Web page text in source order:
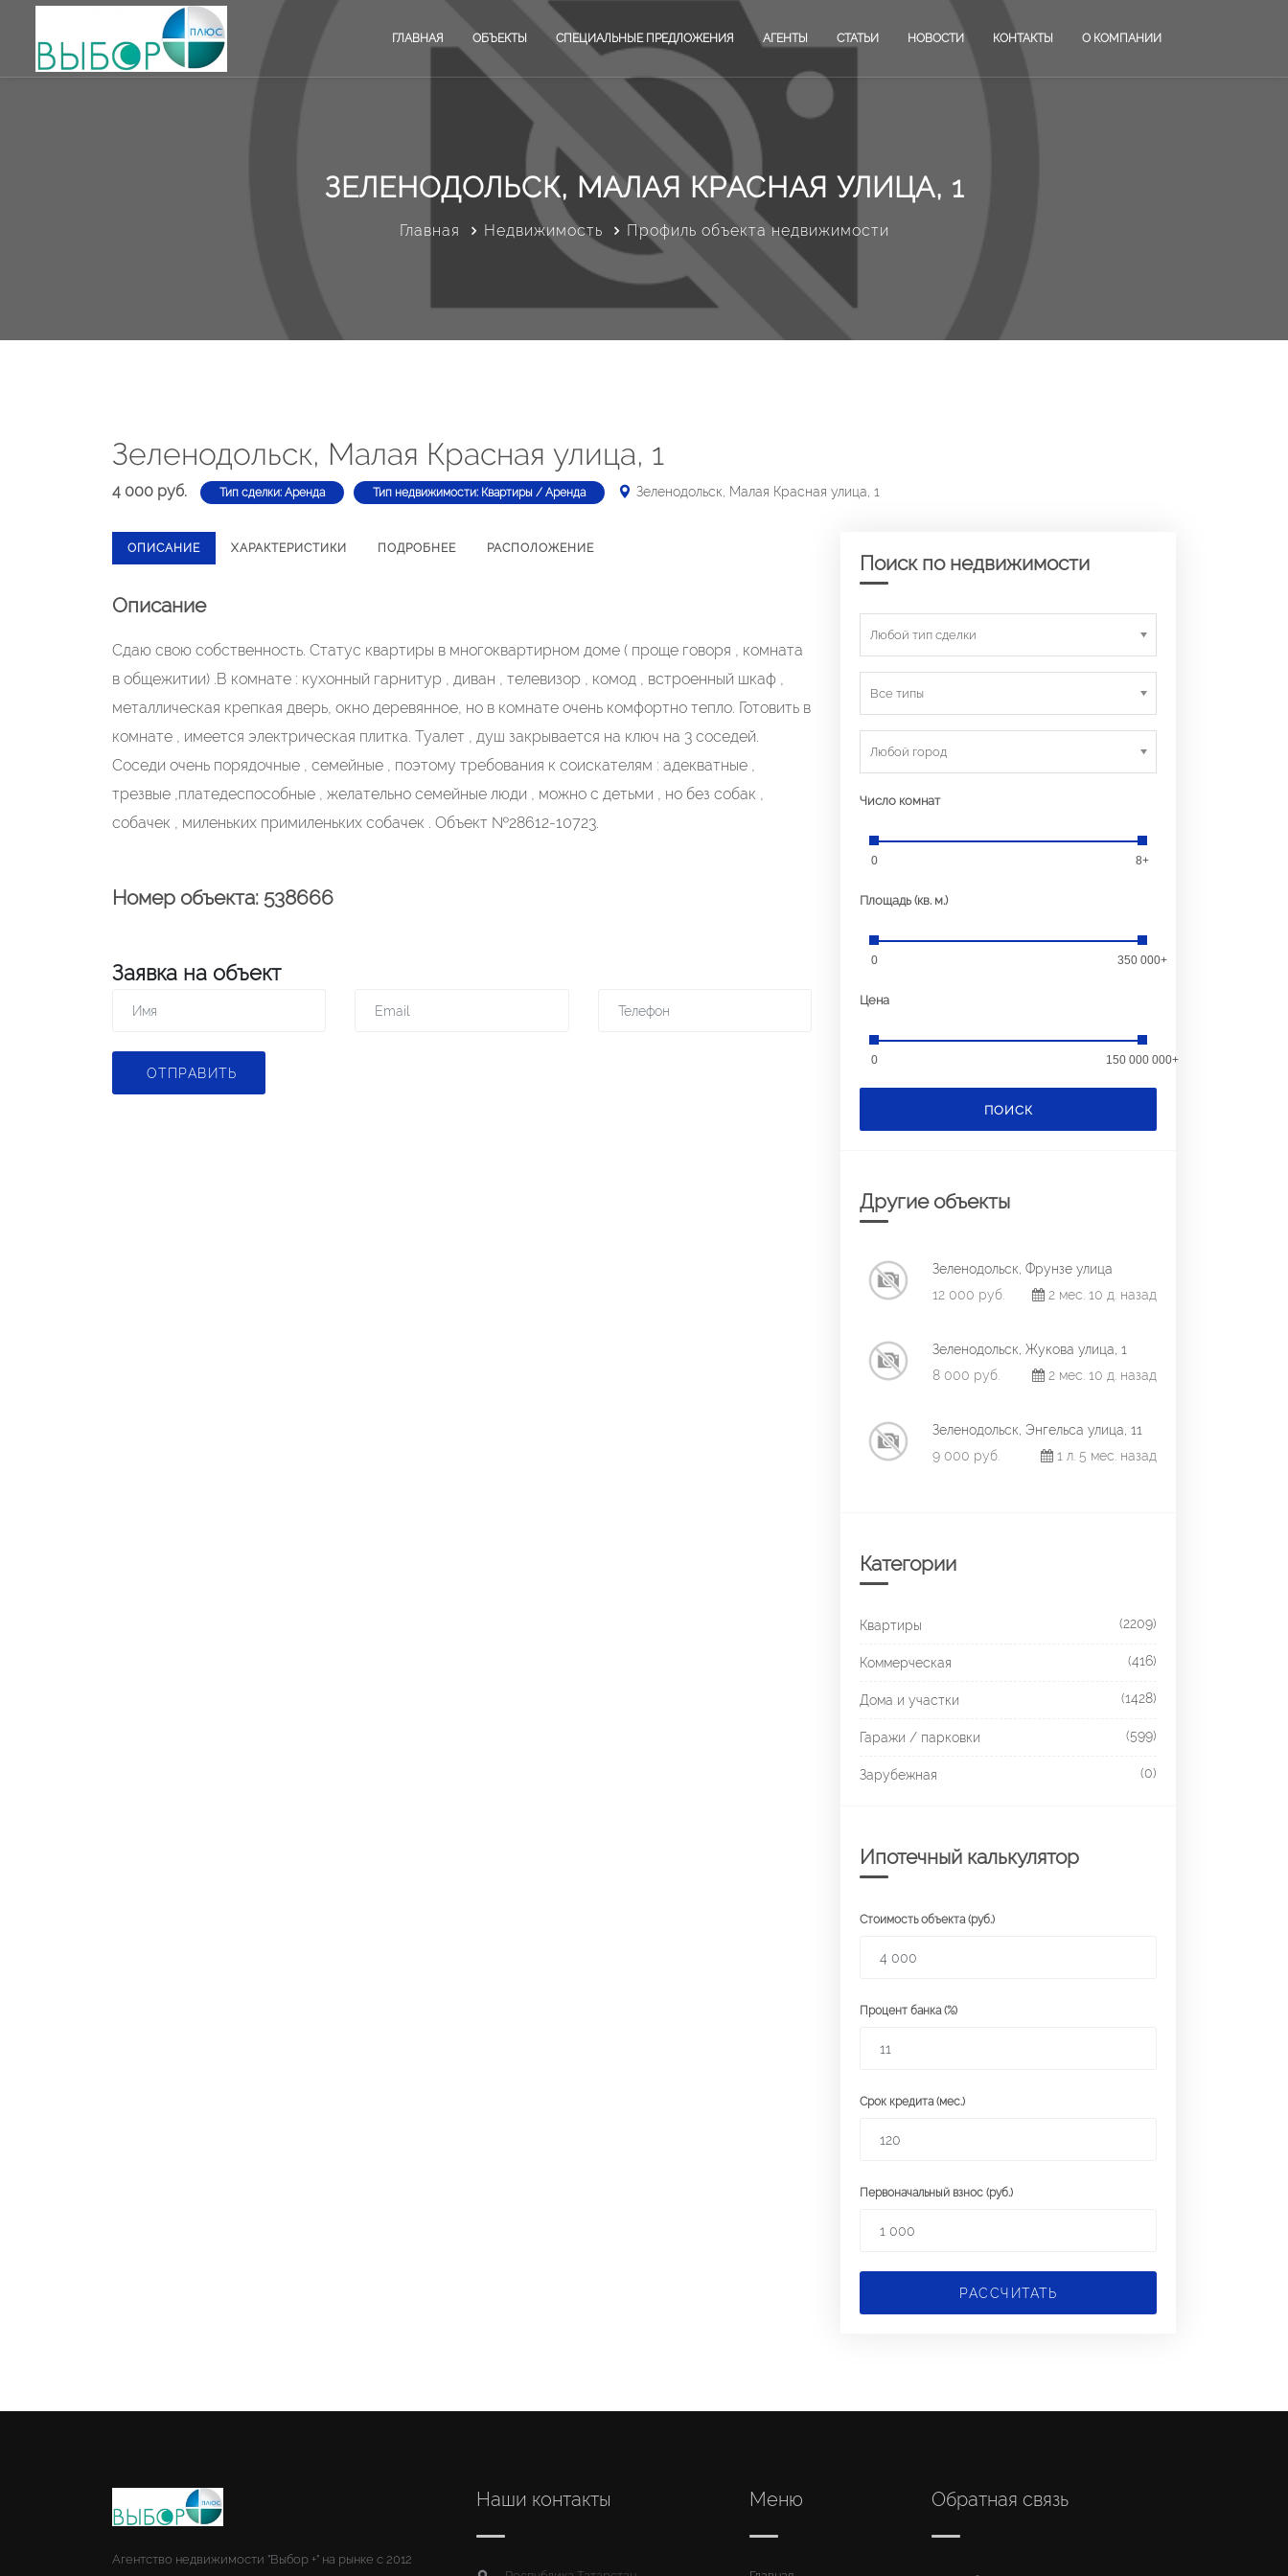
ГЛАВНАЯ ОБЪЕКТЫ СПЕЦИАЛЬНЫЕ ПРЕДЛОЖЕНИЯ АГЕНТЫ СТАТЬИ НОВОСТИ КОНТАКТЫ О КОМПАНИИ
ЗЕЛЕНОДОЛЬСК, МАЛАЯ КРАСНАЯ УЛИЦА, 1
Главная Недвижимость Профиль объекта недвижимости
Зеленодольск, Малая Красная улица, 1
4 000 руб. Тип сделки: Аренда Тип недвижимости: Квартиры / Аренда Зеленодольск, Малая Красная улица, 1
ОПИСАНИЕ ХАРАКТЕРИСТИКИ ПОДРОБНЕЕ РАСПОЛОЖЕНИЕ
Описание
Сдаю свою собственность. Статус квартиры в многоквартирном доме ( проще говоря , комната
в общежитии) .В комнате : кухонный гарнитур , диван , телевизор , комод , встроенный шкаф ,
металлическая крепкая дверь, окно деревянное, но в комнате очень комфортно тепло. Готовить в
комнате , имеется электрическая плитка. Туалет , душ закрывается на ключ на 3 соседей.
Соседи очень порядочные , семейные , поэтому требования к соискателям : адекватные ,
трезвые ,платедеспособные , желательно семейные люди , можно с детьми , но без собак ,
собачек , миленьких примиленьких собачек . Объект №28612-10723.
Номер объекта: 538666
Заявка на объект
ОТПРАВИТЬ
Поиск по недвижимости
Любой тип сделки
Все типы
Любой город
Число комнат
0 8+
Площадь (кв. м.)
0 350 000+
Цена
0 150 000 000+
ПОИСК
Другие объекты
Зеленодольск, Фрунзе улица
12 000 руб.
2 мес. 10 д. назад
Зеленодольск, Жукова улица, 1
8 000 руб.
2 мес. 10 д. назад
Зеленодольск, Энгельса улица, 11
9 000 руб.
1 л. 5 мес. назад
Категории
Квартиры (2209)
Коммерческая (416)
Дома и участки (1428)
Гаражи / парковки (599)
Зарубежная (0)
Ипотечный калькулятор
Стоимость объекта (руб.)
Процент банка (%)
Срок кредита (мес.)
Первоначальный взнос (руб.)
РАССЧИТАТЬ
Агентство недвижимости "Выбор +" на рынке с 2012
Наши контакты Меню Обратная связь